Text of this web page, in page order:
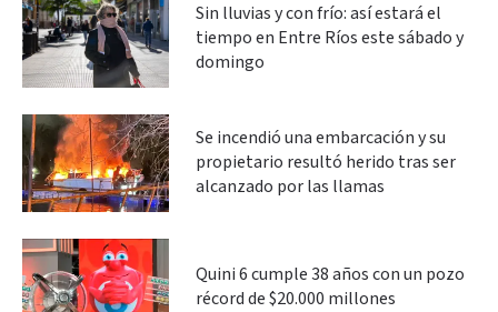
Sin lluvias y con frío: así estará el
tiempo en Entre Ríos este sábado y
domingo
Se incendió una embarcación y su
propietario resultó herido tras ser
alcanzado por las llamas
Quini 6 cumple 38 años con un pozo
récord de $20.000 millones